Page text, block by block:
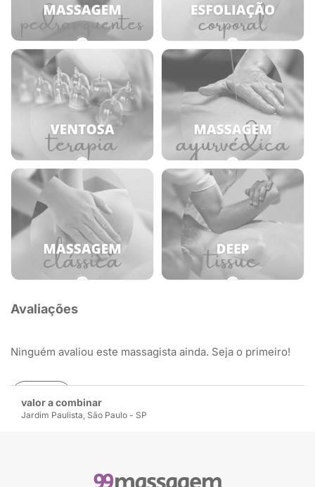
valor a combinar
Jardim Paulista, São Paulo - SP
Avaliações
Ninguém avaliou este massagista ainda. Seja o primeiro!
Avaliar